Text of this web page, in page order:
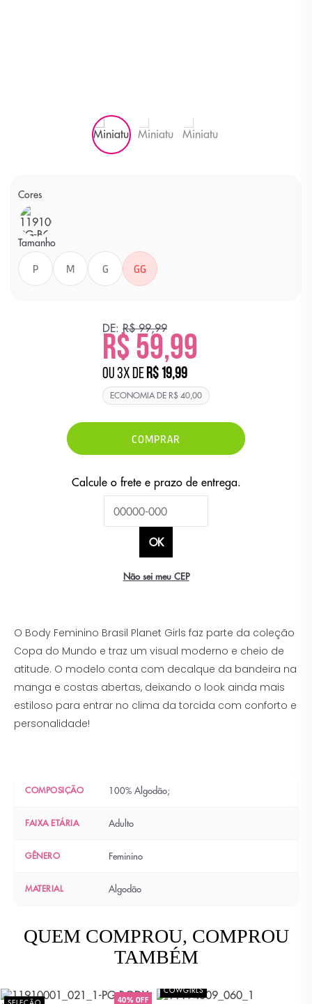
Cores
Tamanho
P M G GG
DE: R$ 99,99
R$ 59,99
ou3xdeR$ 19,99
ECONOMIA DE R$ 40,00
COMPRAR
Não sei meu CEP
O Body Feminino Brasil Planet Girls faz parte da coleção
Copa do Mundo e traz um visual moderno e cheio de
atitude. O modelo conta com decalque da bandeira na
manga e costas abertas, deixando o look ainda mais
estiloso para entrar no clima da torcida com conforto e
personalidade!
COMPOSIÇÃO 100% Algodão;
FAIXA ETÁRIA Adulto
GÊNERO Feminino
MATERIAL Algodão
QUEM COMPROU, COMPROU
TAMBÉM
40% OFF
COWGIRLS